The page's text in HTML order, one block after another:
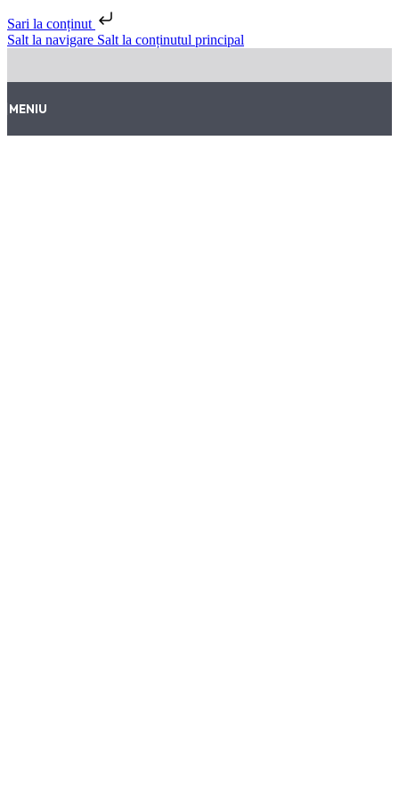
Sari la conținut
Salt la navigare Salt la conținutul principal
MENIU